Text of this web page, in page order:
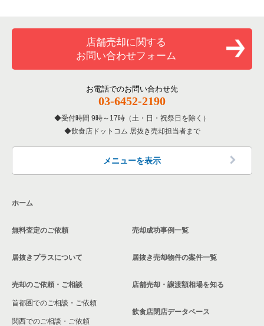
洋食の居抜き売却物件の案件一覧
その他の居抜き売却物件の案件一覧
川崎市幸区の飲食店の居抜き売却物件の案件一覧
厚木市の飲食店の居抜き売却物件の案件一覧
中郡の飲食店の居抜き売却物件の案件一覧
三浦郡の飲食店の居抜き売却物件の案件一覧
茅ヶ崎市の飲食店の居抜き売却物件の案件一覧
川崎市麻生区の飲食店の居抜き売却物件の案件一覧
相模原市中央区の飲食店の居抜き売却物件の案件一覧
横浜市保土ケ谷区の飲食店の居抜き売却物件の案件一覧
神奈川県のバーの居抜き売却物件の案件一覧
神奈川県の居酒屋・ダイニングバーの居抜き売却物件の案件一
神奈川県の専門料理の居抜き売却物件の案件一覧
神奈川県の和食の居抜き売却物件の案件一覧
神奈川県の洋食の居抜き売却物件の案件一覧
店舗売却に関する
お問い合わせフォーム
お電話でのお問い合わせ先
03-6452-2190
受付時間 9時～17時（土・日・祝祭日を除く）
飲食店ドットコム 居抜き売却担当者まで
メニューを表示
ホーム
無料査定のご依頼
居抜きプラスについて
売却のご依頼・ご相談
首都圏でのご相談・ご依頼
関西でのご相談・ご依頼
売却成功事例一覧
居抜き売却物件の案件一覧
店舗売却・譲渡額相場を知る
飲食店閉店データベース